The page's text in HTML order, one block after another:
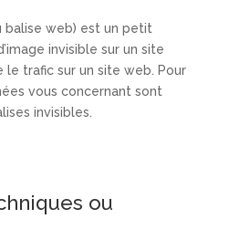
balise web) est un petit
invisible sur un site
le trafic sur un site web. Pour
vous concernant sont
invisibles.
ou